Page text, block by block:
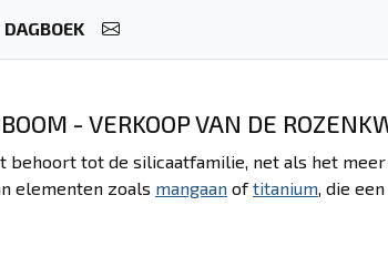
DAGBOEK
- VERKOOP VAN DE
behoort tot de silicaatfamilie, net als het
elementen zoals mangaan oftitanium, die